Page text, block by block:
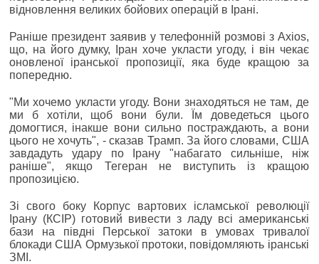
відновлення великих бойових операцій в Ірані.
Раніше президент заявив у телефонній розмові з Axios,
що, на його думку, Іран хоче укласти угоду, і він чекає
оновленої іранської пропозиції, яка буде кращою за
попередню.
"Ми хочемо укласти угоду. Вони знаходяться не там, де
ми б хотіли, щоб вони були. Їм доведеться цього
домогтися, інакше вони сильно постраждають, а вони
цього не хочуть", - сказав Трамп. За його словами, США
завдадуть удару по Ірану "набагато сильніше, ніж
раніше", якщо Тегеран не виступить із кращою
пропозицією.
Зі свого боку Корпус вартових ісламської революції
Ірану (КСІР) готовий вивести з ладу всі американські
бази на півдні Перської затоки в умовах тривалої
блокади США Ормузької протоки, повідомляють іранські
ЗМІ.